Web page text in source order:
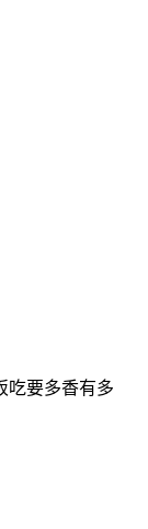
吃要多香有多